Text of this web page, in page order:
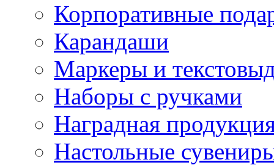
Корпоративные
Карандаши
Маркеры и
Наборы с ручками
Наградная
Настольные